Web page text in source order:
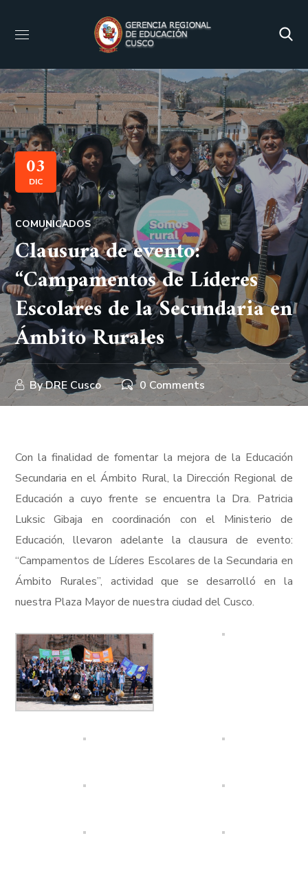
03
DIC
COMUNICADOS
Clausura de evento:
“Campamentos de Líderes
Escolares de la Secundaria en
Ámbito Rurales
ByDRE Cusco 0 Comments
Con la finalidad de fomentar la mejora de la Educación
Secundaria en el Ámbito Rural, la Dirección Regional de
Educación a cuyo frente se encuentra la Dra. Patricia
Luksic Gibaja en coordinación con el Ministerio de
Educación, llevaron adelante la clausura de evento:
“Campamentos de Líderes Escolares de la Secundaria en
Ámbito Rurales”, actividad que se desarrolló en la
nuestra Plaza Mayor de nuestra ciudad del Cusco.